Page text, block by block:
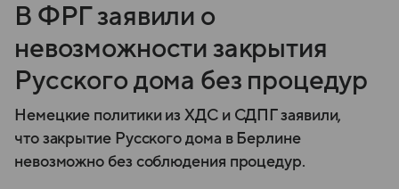
В ФРГ заявили о
невозможности закрытия
Русского дома без процедур
Немецкие политики из ХДС и СДПГ заявили,
что закрытие Русского дома в Берлине
невозможно без соблюдения процедур.